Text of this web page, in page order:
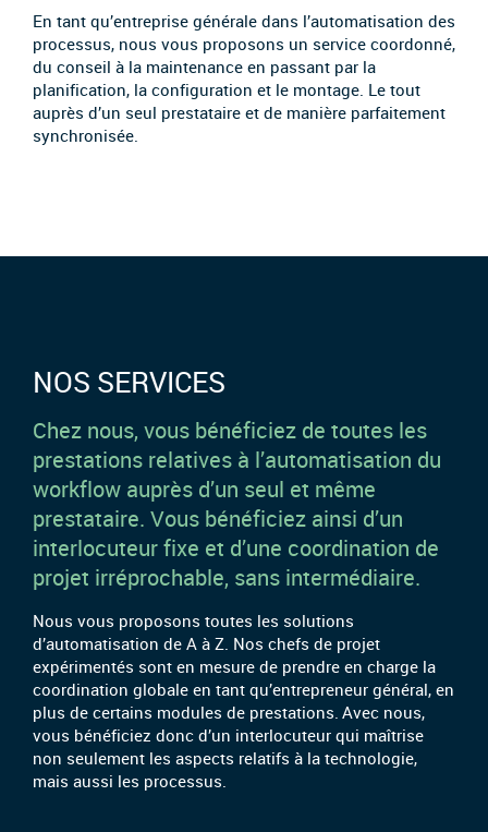
En tant qu’entreprise générale dans l’automatisation des
processus, nous vous proposons un service coordonné,
du conseil à la maintenance en passant par la
planification, la configuration et le montage. Le tout
auprès d’un seul prestataire et de manière parfaitement
synchronisée.
NOS SERVICES
Chez nous, vous bénéficiez de toutes les
prestations relatives à l’automatisation du
workflow auprès d’un seul et même
prestataire. Vous bénéficiez ainsi d’un
interlocuteur fixe et d’une coordination de
projet irréprochable, sans intermédiaire.
Nous vous proposons toutes les solutions
d’automatisation de A à Z. Nos chefs de projet
expérimentés sont en mesure de prendre en charge la
coordination globale en tant qu’entrepreneur général, en
plus de certains modules de prestations. Avec nous,
vous bénéficiez donc d’un interlocuteur qui maîtrise
non seulement les aspects relatifs à la technologie,
mais aussi les processus.